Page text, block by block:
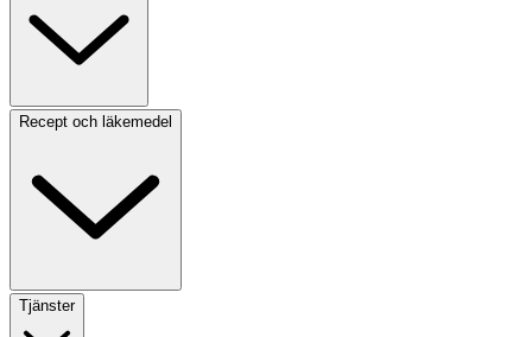
Recept och läkemedel
Tjänster